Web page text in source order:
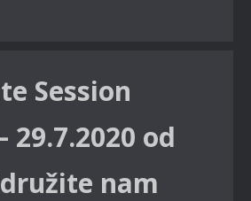
Session
29.7.2020 od
nam